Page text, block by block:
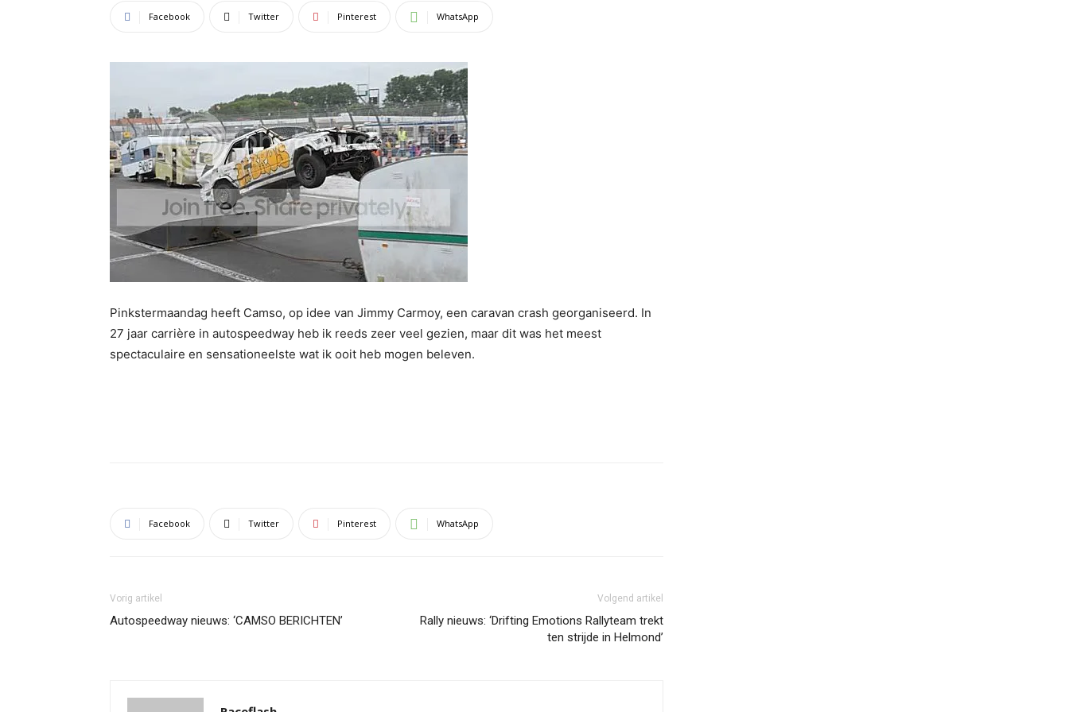
Facebook Twitter Pinterest WhatsApp
Pinkstermaandag heeft Camso, op idee van Jimmy Carmoy, een caravan crash georganiseerd. In
27 jaar carrière in autospeedway heb ik reeds zeer veel gezien, maar dit was het meest
spectaculaire en sensationeelste wat ik ooit heb mogen beleven.
Facebook Twitter Pinterest WhatsApp
Vorig artikel
Autospeedway nieuws: ‘CAMSO BERICHTEN’
Volgend artikel
Rally nieuws: ‘Drifting Emotions Rallyteam trekt
ten strijde in Helmond’